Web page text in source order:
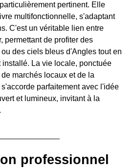
pertinent. Elle
multifonctionnelle, s'adaptant
C'est un véritable lien entre
permettant de profiter des
des ciels bleus d'Angles tout en
installé. La vie locale, ponctuée
marchés locaux et de la
parfaitement avec l'idée
et lumineux, invitant à la
professionnel